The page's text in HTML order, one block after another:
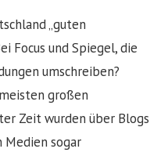
„guten
Focus und Spiegel, die
umschreiben?
großen
Zeit wurden über Blogs
sogar